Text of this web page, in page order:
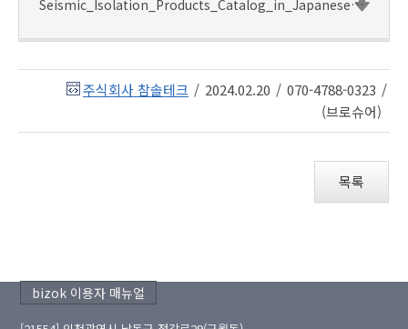
Seismic_Isolation_Products_Catalog_in_Japanese_Chamsol_Tech.Co.,Ltd.pdf
주식회사 참솔테크 / 2024.02.20 / 070-4788-0323 /
(브로슈어)
목록
bizok 이용자 매뉴얼